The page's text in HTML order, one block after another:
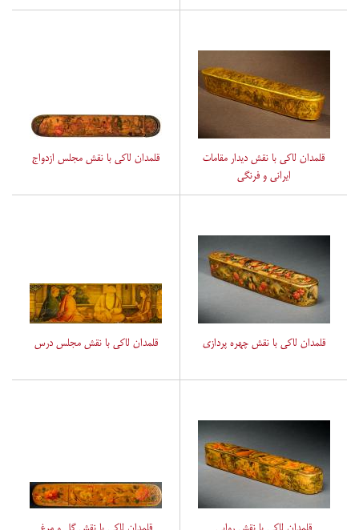
قلمدان لاکی با نقش مجلس ازدواج
قلمدان لاکی با نقش دیدار مقامات
ایرانی و فرنگی
قلمدان لاکی با نقش مجلس درس قلمدان لاکی با نقش چهره پردازی